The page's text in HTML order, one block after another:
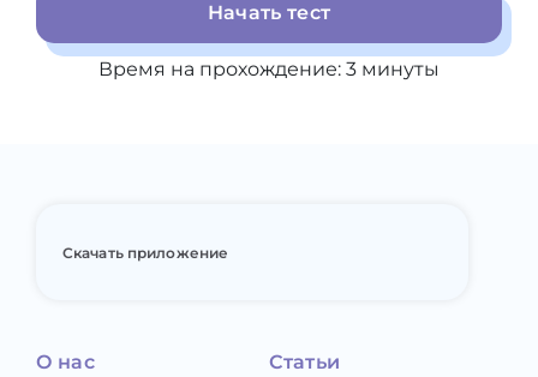
Начать тест
Время на прохождение: 3 минуты
Скачать приложение
О нас
Статьи